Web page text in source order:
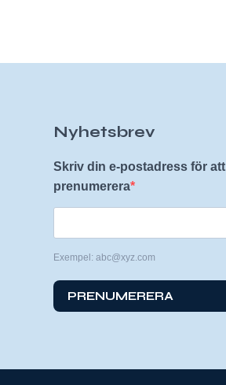
Nyhetsbrev
Skriv din e-postadress för att
prenumerera
Exempel: abc@xyz.com
PRENUMERERA